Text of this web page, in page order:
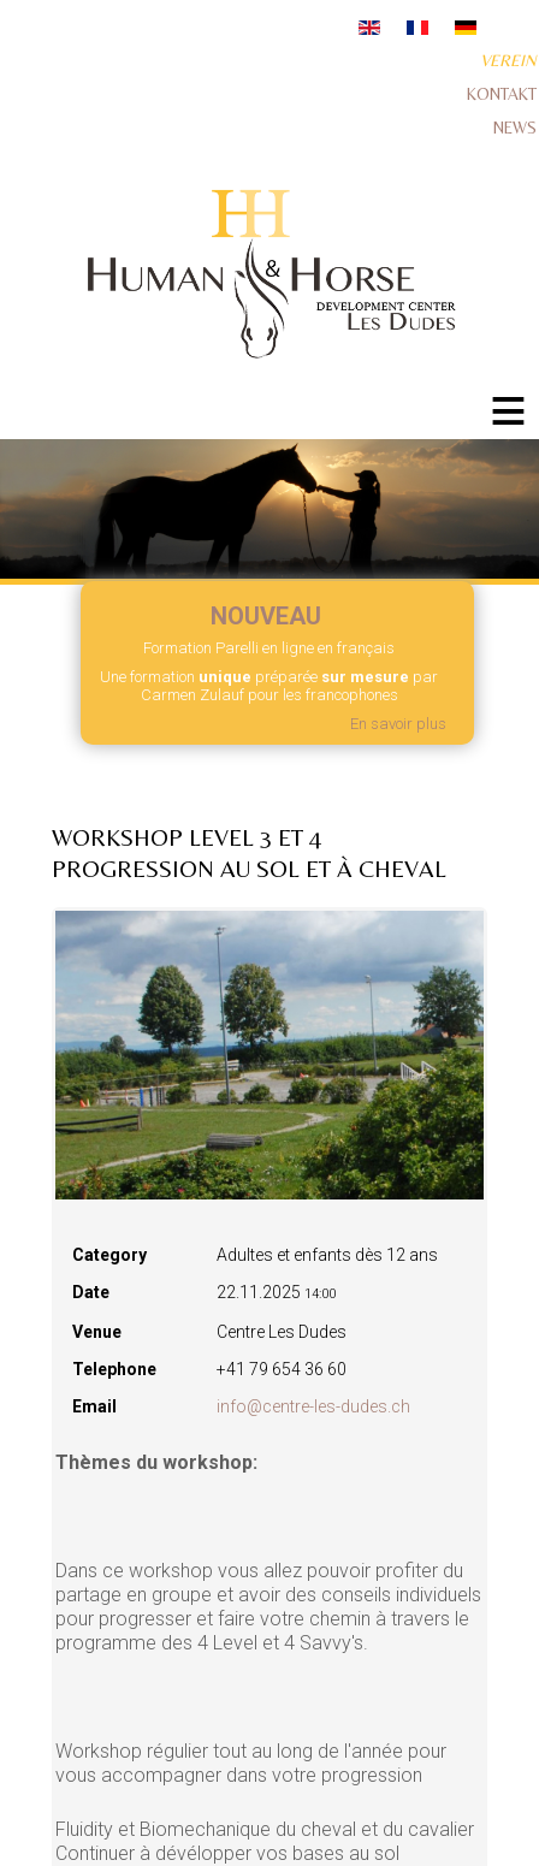
VEREIN
KONTAKT
NEWS
≡
NOUVEAU
Formation Parelli en ligne en français
Une formation unique préparée sur mesure par
Carmen Zulauf pour les francophones
En savoir plus
WORKSHOP LEVEL 3 ET 4
PROGRESSION AU SOL ET À CHEVAL
Category
Adultes et enfants dès 12 ans
Date
22.11.2025 14:00
Venue
Centre Les Dudes
Telephone
+41 79 654 36 60
Email
info@centre-les-dudes.ch
Thèmes du workshop:
Dans ce workshop vous allez pouvoir profiter du
partage en groupe et avoir des conseils individuels
pour progresser et faire votre chemin à travers le
programme des 4 Level et 4 Savvy's.
Workshop régulier tout au long de l'année pour
vous accompagner dans votre progression
Fluidity et Biomechanique du cheval et du cavalier
Continuer à dévélopper vos bases au sol